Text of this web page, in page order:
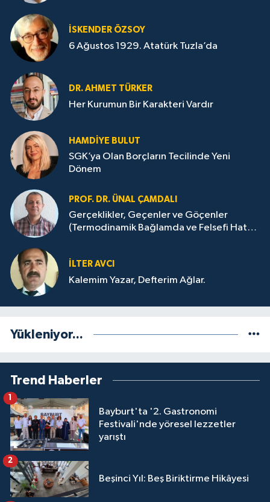
İSKENDER ÖZSOY
6 Ağustos 1929. Atatürk Tuzla’da
DR. AHMET TÜRKER
Her Kurumun Bir Karakteri Vardır
HAMDIYE BULUT
SGK’ya Olan Borçların Tecilinde Yeni
Dönem
PROF. DR. ÜNAL ÇAMDALI
Gerçeklikler, Geçenler ve Göçenler
(Termodinamik Bağlamda ve Felsefi Hatta
İLTER AVCI
Kalemim Yazar, Defterim Ağlar.
Yükleniyor...
Trend Haberler
Bayburt'ta '2. Gastronomi
Festivali'nde yöresel lezzetler
yarıştı
1
Beşinci Yıl: Beş Biriktirme Hikâyesi
2